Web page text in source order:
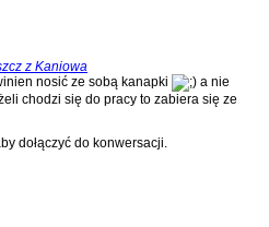
z Kaniowa
nosić ze sobą kanapki
a nie
chodzi się do pracy to zabiera się ze
dołączyć do konwersacji.